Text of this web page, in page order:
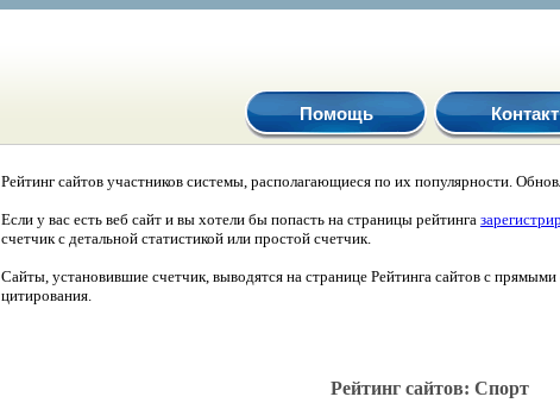
Помощь Контакт
Рейтинг сайтов участников системы, располагающиеся по их популярности.
Если у вас есть веб сайт и вы хотели бы попасть на страницы рейтинга
счетчик с детальной статистикой или простой счетчик.
Сайты, установившие счетчик, выводятся на странице Рейтинга сайтов с
цитирования.
Рейтинг сайтов: Спорт